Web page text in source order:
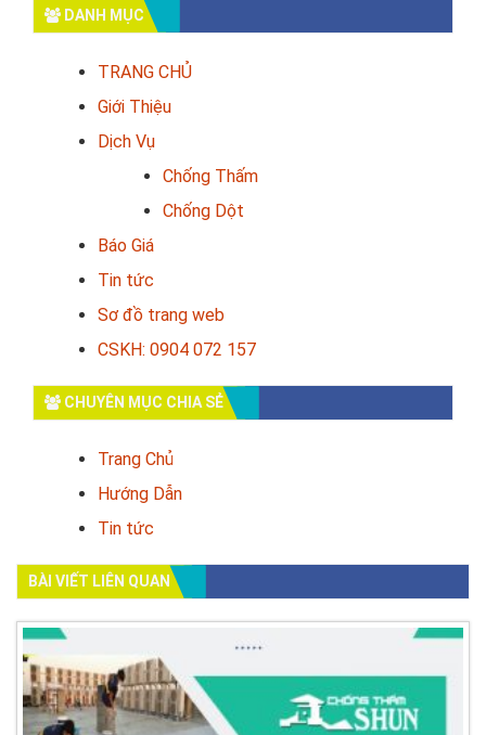
DANH MỤC
TRANG CHỦ
Giới Thiệu
Dịch Vụ
Chống Thấm
Chống Dột
Báo Giá
Tin tức
Sơ đồ trang web
CSKH: 0904 072 157
CHUYÊN MỤC CHIA SẺ
Trang Chủ
Hướng Dẫn
Tin tức
BÀI VIẾT LIÊN QUAN